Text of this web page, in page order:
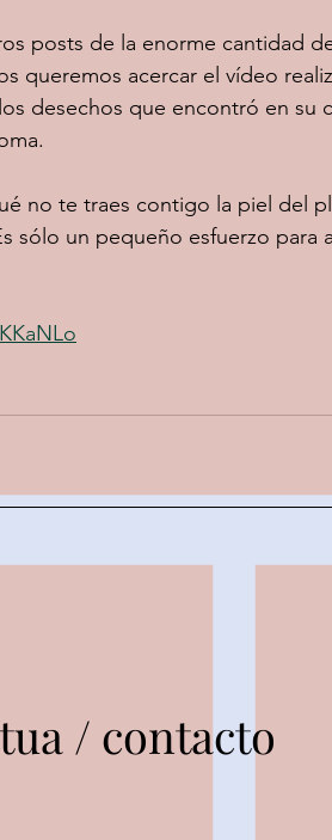
posts de la enorme cantidad
queremos acercar el vídeo
desechos que encontró en su
no te traes contigo la piel del
sólo un pequeño esfuerzo para
/ contacto